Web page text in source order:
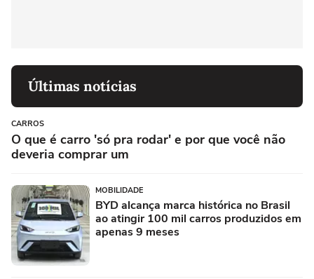
Últimas notícias
CARROS
O que é carro 'só pra rodar' e por que você não
deveria comprar um
MOBILIDADE
BYD alcança marca histórica no Brasil
ao atingir 100 mil carros produzidos em
apenas 9 meses